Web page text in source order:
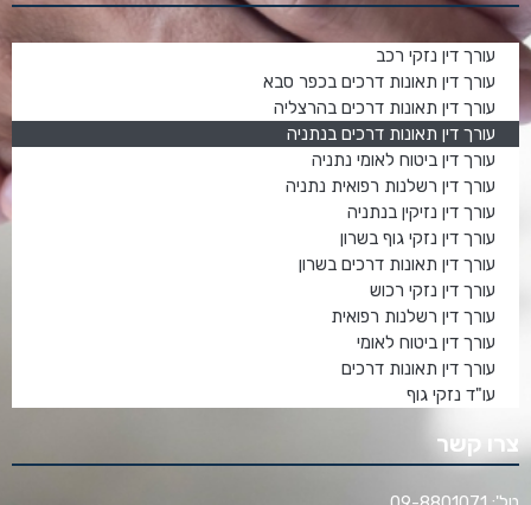
עורך דין נזקי רכב
עורך דין תאונות דרכים בכפר סבא
עורך דין תאונות דרכים בהרצליה
עורך דין תאונות דרכים בנתניה
עורך דין ביטוח לאומי נתניה
עורך דין רשלנות רפואית נתניה
עורך דין נזיקין בנתניה
עורך דין נזקי גוף בשרון
עורך דין תאונות דרכים בשרון
עורך דין נזקי רכוש
עורך דין רשלנות רפואית
עורך דין ביטוח לאומי
עורך דין תאונות דרכים
עו"ד נזקי גוף
צרו קשר